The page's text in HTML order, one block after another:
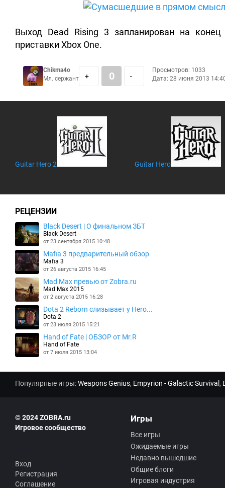
Выход Dead Rising 3 запланирован на
приставки Xbox One.
Chikma4o
Мл. сержант
+ 0 -
Просмотров: 1033
Дата: 28 июня 2013
Guitar Hero 2 Guitar Hero
РЕЦЕНЗИИ
Black Desert | О финальном ЗБТ
Black Desert
от 23 сентября 2015 10:48
Mafia 3 предварительный обзор
Mafia 3
от 26 августа 2015 16:45
Mad Max превью от Zobra.ru
Mad Max 2015
от 2 августа 2015 16:28
Dota 2 Reborn слизывает у Hero...
Dota 2
от 23 июля 2015 15:21
Hand of Fate | ОБЗОР от Mr.R
Hand of Fate
от 7 июля 2015 13:04
Популярные игры:Weapons Genius, Empyrion - Galactic Survival,
© 2024 ZOBRA.ru
Игровое сообщество
Вход
Регистрация
Соглашение
Игры
Все игры
Ожидаемые игры
Недавно вышедшие
Общие блоги
Игровая индустрия